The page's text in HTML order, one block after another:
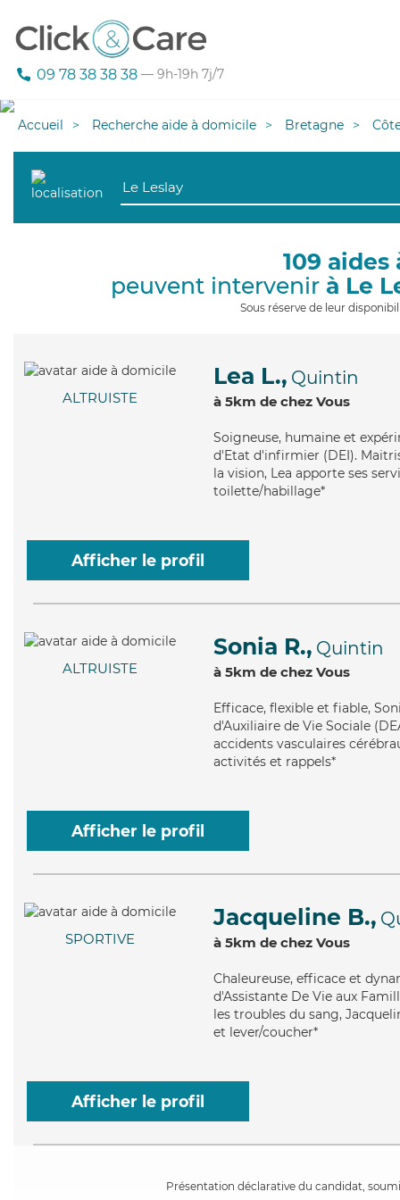
09 78 38 38 38 — 9h-19h 7j/7
Accueil Recherche aide à domicile Bretagne
109
peuvent intervenir à Le
Sous réserve de leur
ALTRUISTE
Lea L., Quintin
à 5km de chez Vous
Soigneuse, humaine et
d'Etat d'infirmier (DEI).
la vision, Lea apporte ses
toilette/habillage*
Afficher le profil
ALTRUISTE
Sonia R., Quintin
à 5km de chez Vous
Efficace, flexible et fiable,
d'Auxiliaire de Vie Sociale
accidents vasculaires
activités et rappels*
Afficher le profil
SPORTIVE
Jacqueline B.,
à 5km de chez Vous
Chaleureuse, efficace et
d'Assistante De Vie aux
les troubles du sang,
et lever/coucher*
Afficher le profil
Présentation déclarative du candidat,